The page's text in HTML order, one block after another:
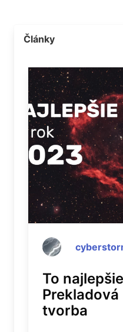
Články
To
Prekladová
tvorba